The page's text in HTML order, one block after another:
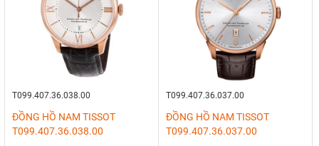
T099.407.36.038.00
ĐỒNG HỒ NAM TISSOT
T099.407.36.038.00
T099.407.36.037.00
ĐỒNG HỒ NAM TISSOT
T099.407.36.037.00